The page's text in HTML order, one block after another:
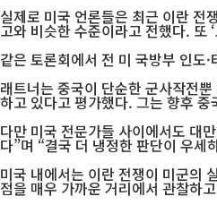
실제로 미국 언론들은 최근 이란 전
고와 비슷한 수준이라고 전했다. 또
같은 토론회에서 전 미 국방부 인도
래트너는 중국이 단순한 군사작전
하고 있다고 평가했다. 그는 향후
다만 미국 전문가들 사이에서도 대
다”며 “결국 더 냉정한 판단이 우세
미국 내에서는 이란 전쟁이 미군의
점을 매우 가까운 거리에서 관찰하